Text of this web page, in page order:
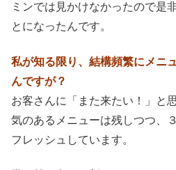
ミンでは見かけなかったので是
とになったんです。
私が知る限り、結構頻繁にメニ
んですが？
お客さんに「また来たい！」と
気のあるメニューは残しつつ、
フレッシュしています。